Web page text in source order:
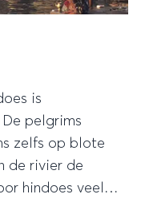
is
pelgrims
zelfs op blote
de rivier de
hindoes veel